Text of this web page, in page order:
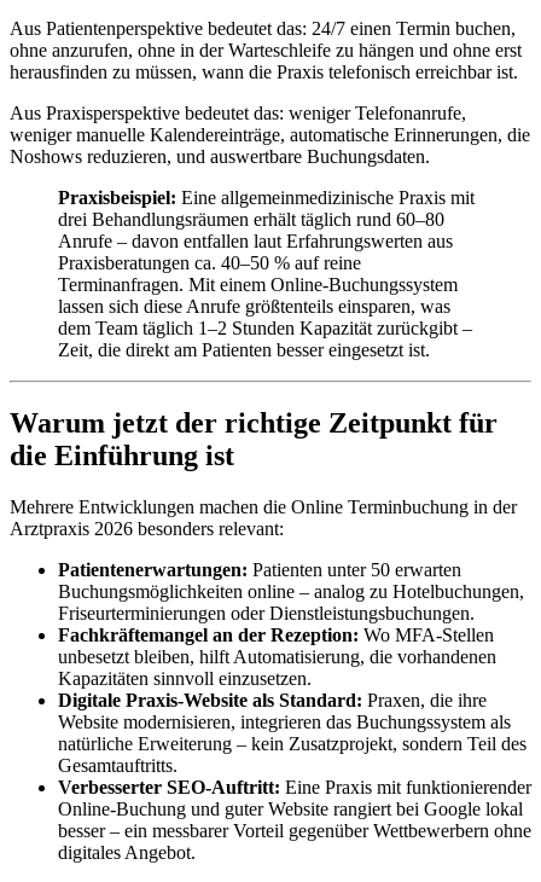
Aus Patientenperspektive bedeutet das: 24/7 einen Termin buchen,
ohne anzurufen, ohne in der Warteschleife zu hängen und ohne erst
herausfinden zu müssen, wann die Praxis telefonisch erreichbar ist.
Aus Praxisperspektive bedeutet das: weniger Telefonanrufe,
weniger manuelle Kalendereinträge, automatische Erinnerungen, die
Noshows reduzieren, und auswertbare Buchungsdaten.
Praxisbeispiel: Eine allgemeinmedizinische Praxis mit
drei Behandlungsräumen erhält täglich rund 60–80
Anrufe – davon entfallen laut Erfahrungswerten aus
Praxisberatungen ca. 40–50 % auf reine
Terminanfragen. Mit einem Online-Buchungssystem
lassen sich diese Anrufe größtenteils einsparen, was
dem Team täglich 1–2 Stunden Kapazität zurückgibt –
Zeit, die direkt am Patienten besser eingesetzt ist.
Warum jetzt der richtige Zeitpunkt für
die Einführung ist
Mehrere Entwicklungen machen die Online Terminbuchung in der
Arztpraxis 2026 besonders relevant:
Patientenerwartungen: Patienten unter 50 erwarten
Buchungsmöglichkeiten online – analog zu Hotelbuchungen,
Friseurterminierungen oder Dienstleistungsbuchungen.
Fachkräftemangel an der Rezeption: Wo MFA-Stellen
unbesetzt bleiben, hilft Automatisierung, die vorhandenen
Kapazitäten sinnvoll einzusetzen.
Digitale Praxis-Website als Standard: Praxen, die ihre
Website modernisieren, integrieren das Buchungssystem als
natürliche Erweiterung – kein Zusatzprojekt, sondern Teil des
Gesamtauftritts.
Verbesserter SEO-Auftritt: Eine Praxis mit funktionierender
Online-Buchung und guter Website rangiert bei Google lokal
besser – ein messbarer Vorteil gegenüber Wettbewerbern ohne
digitales Angebot.